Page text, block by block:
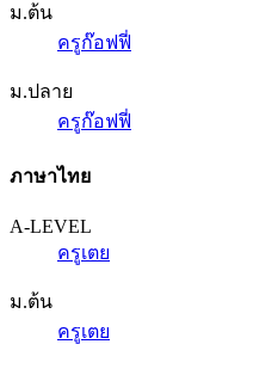
ม.ต้น
ครูก๊อฟฟี่
ม.ปลาย
ครูก๊อฟฟี่
ภาษาไทย
A-LEVEL
ครูเตย
ม.ต้น
ครูเตย